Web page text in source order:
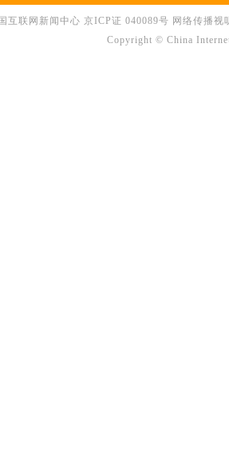
互联网新闻中心 京ICP证 040089号 网络传播
Copyright © China